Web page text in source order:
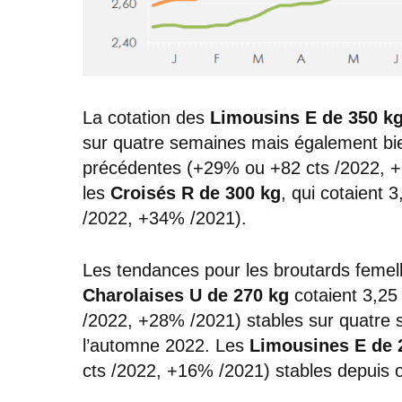
La cotation des Limousins E de 350
sur quatre semaines mais également
précédentes (+29% ou +82 cts /2022,
les Croisés R de 300 kg, qui cotaient
/2022, +34% /2021).
Les tendances pour les broutards
Charolaises U de 270 kg cotaient
/2022, +28% /2021) stables sur quatre
l’automne 2022. Les Limousines E de
cts /2022, +16% /2021) stables depuis